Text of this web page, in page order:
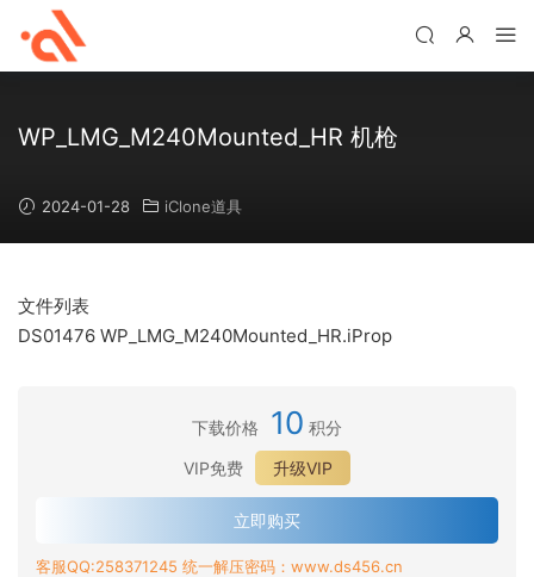
WP_LMG_M240Mounted_HR 机枪
2024-01-28 iClone道具
文件列表
DS01476 WP_LMG_M240Mounted_HR.iProp
下载价格 10 积分
VIP免费
升级VIP
立即购买
客服QQ:258371245 统一解压密码：www.ds456.cn